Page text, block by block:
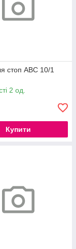
стоп ABC 10/1
2 од.
Купити